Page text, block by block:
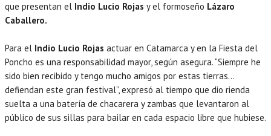
que presentan el Indio Lucio Rojas y el formoseño Lázaro
Caballero.
Para el Indio Lucio Rojas actuar en Catamarca y en la Fiesta del
Poncho es una responsabilidad mayor, según asegura. “Siempre he
sido bien recibido y tengo mucho amigos por estas tierras…
defiendan este gran festival”, expresó al tiempo que dio rienda
suelta a una batería de chacarera y zambas que levantaron al
público de sus sillas para bailar en cada espacio libre que hubiese.